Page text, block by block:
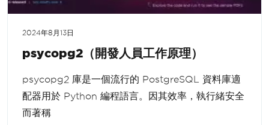
2024年8月13日
psycopg2（開發人員工作原理）
psycopg2 庫是一個流行的 PostgreSQL 資料庫適
配器用於 Python 編程語言。因其效率，執行緒安全
而著稱